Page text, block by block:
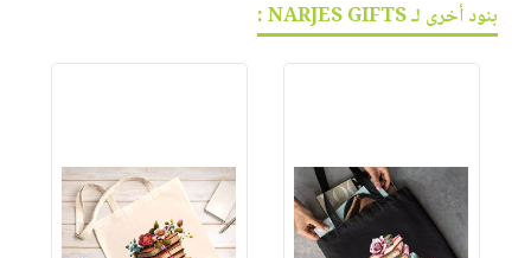
بنود أخرى لـ NARJES GIFTS :